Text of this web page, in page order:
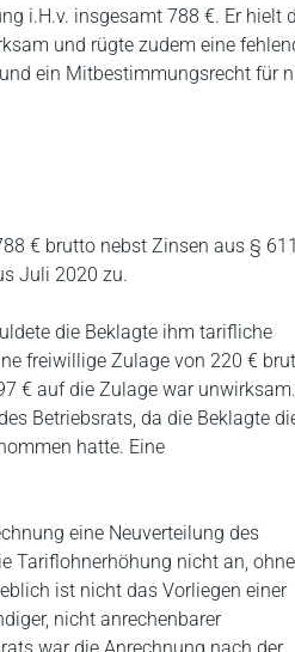
i.H.v. insgesamt 788 €. Er hielt
und rügte zudem eine
ein Mitbestimmungsrecht für
€ brutto nebst Zinsen aus §
Juli 2020 zu.
die Beklagte ihm tarifliche
freiwillige Zulage von 220 €
€ auf die Zulage war
Betriebsrats, da die Beklagte
hatte. Eine
eine Neuverteilung des
Tariflohnerhöhung nicht an, ohne
ist nicht das Vorliegen einer
nicht anrechenbarer